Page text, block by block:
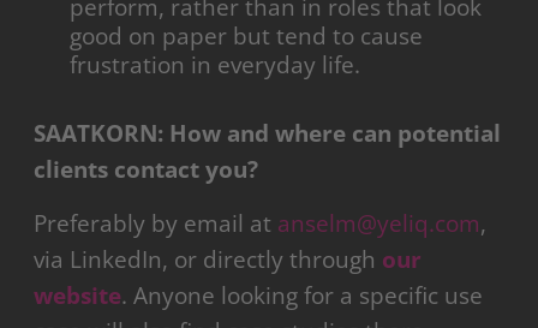
perform, rather than in roles that look
good on paper but tend to cause
frustration in everyday life.
SAATKORN: How and where can potential
clients contact you?
Preferably by email at anselm@yeliq.com,
via LinkedIn, or directly through our
website. Anyone looking for a specific use